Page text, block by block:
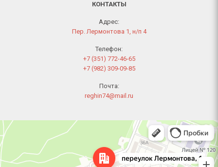
КОНТАКТЫ
Адрес:
Пер. Лермонтова 1, н/п 4
Телефон:
+7 (351) 772-46-65
+7 (982) 309-09-85
Почта:
reghin74@mail.ru
Челябинск
Переулок Лермонтова, 1 — Яндекс Карты